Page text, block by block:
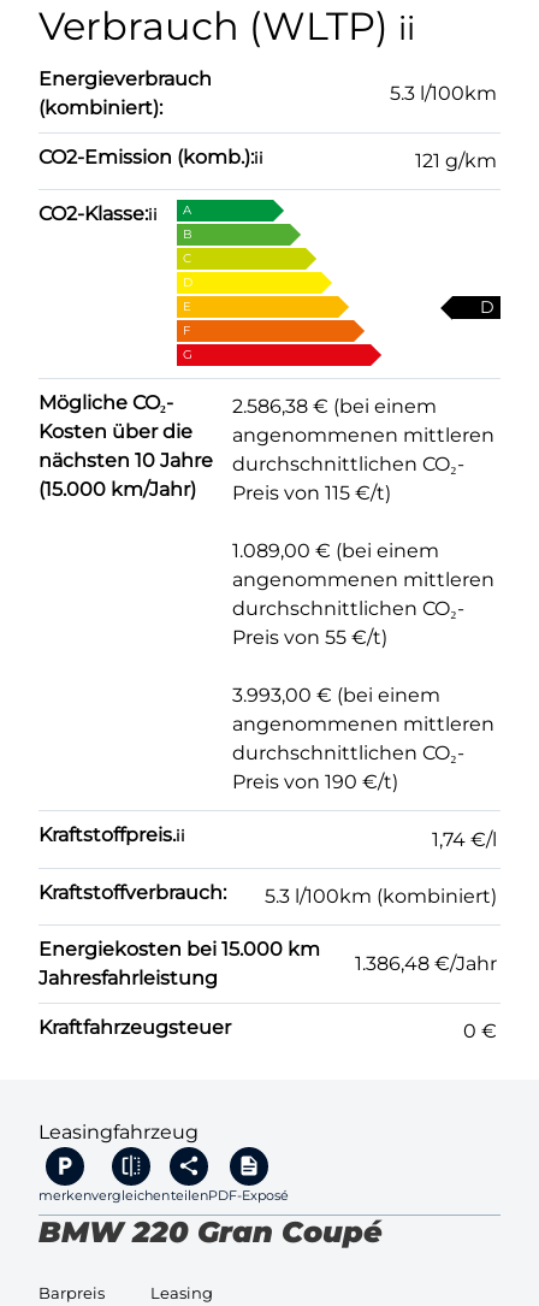
Verbrauch (WLTP) ii
Energieverbrauch
(kombiniert):
5.3 l/100km
CO2-Emission (komb.):ii 121 g/km
CO2-Klasse:ii
A
B
C
D
E
F
G
D
Mögliche CO₂-
Kosten über die
nächsten 10 Jahre
(15.000 km/Jahr)
2.586,38 € (bei einem
angenommenen mittleren
durchschnittlichen CO₂-
Preis von 115 €/t)
1.089,00 € (bei einem
angenommenen mittleren
durchschnittlichen CO₂-
Preis von 55 €/t)
3.993,00 € (bei einem
angenommenen mittleren
durchschnittlichen CO₂-
Preis von 190 €/t)
Kraftstoffpreis.ii 1,74 €/l
Kraftstoffverbrauch: 5.3 l/100km (kombiniert)
Energiekosten bei 15.000 km
Jahresfahrleistung
1.386,48 €/Jahr
Kraftfahrzeugsteuer 0 €
Leasingfahrzeug
merkenvergleichenteilenPDF-Exposé
BMW 220 Gran Coupé
Barpreis Leasing